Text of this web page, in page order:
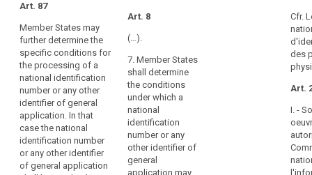
Art. 87
Member States may
further determine the
specific conditions for
the processing of a
national identification
number or any other
identifier of general
application. In that
case the national
identification number
or any other identifier
of general application
No specific
provision
Art. 80b
Member States
may determine
the specific
conditions for
the processing
of a national
identification
number or any
other identifier
of general
Art. 8
(…).
7. Member States
shall determine
the conditions
under which a
national
identification
number or any
other identifier of
general
application may
Cfr.
des
Art.
I. -